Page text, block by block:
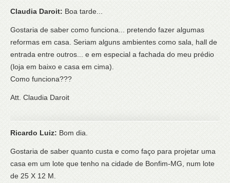
Claudia Daroit: Boa tarde...
Gostaria de saber como funciona... pretendo fazer algumas
reformas em casa. Seriam alguns ambientes como sala, hall de
entrada entre outros... e em especial a fachada do meu prédio
(loja em baixo e casa em cima).
Como funciona???
Att. Claudia Daroit
Ricardo Luiz: Bom dia.
Gostaria de saber quanto custa e como faço para projetar uma
casa em um lote que tenho na cidade de Bonfim-MG, num lote
de 25 X 12 M.